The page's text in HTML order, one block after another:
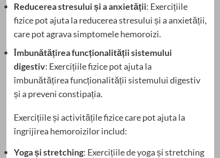
Reducerea stresului și a anxietății: Exercițiile
fizice pot ajuta la reducerea stresului și a anxietății,
care pot agrava simptomele hemoroizi.
Îmbunătățirea funcționalității sistemului
digestiv: Exercițiile fizice pot ajuta la
îmbunătățirea funcționalității sistemului digestiv
și a preveni constipația.
Exercițiile și activitățile fizice care pot ajuta la
îngrijirea hemoroizilor includ:
Yoga și stretching: Exercițiile de yoga și stretching